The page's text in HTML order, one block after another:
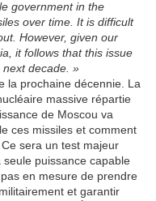
government in the
over time. It is difficult
However, given our
it follows that this issue
decade. »
la prochaine décennie. La
massive répartie
de Moscou va
ces missiles et comment
sera un test majeur
puissance capable
en mesure de prendre
et garantir